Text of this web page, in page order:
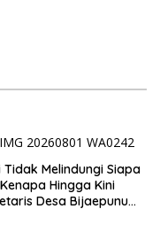
Tidak Melindungi Siapa
Hingga Kini
Desa Bijaepunu